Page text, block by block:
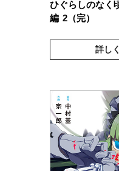
ひぐらしのな
編 2（完）
詳し